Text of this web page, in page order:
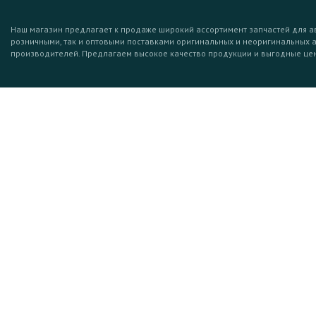
Наш магазин предлагает к продаже широкий ассортимент запчастей для
розничными, так и оптовыми поставками оригинальных и неоригинальных
производителей. Предлагаем высокое качество продукции и выгодные